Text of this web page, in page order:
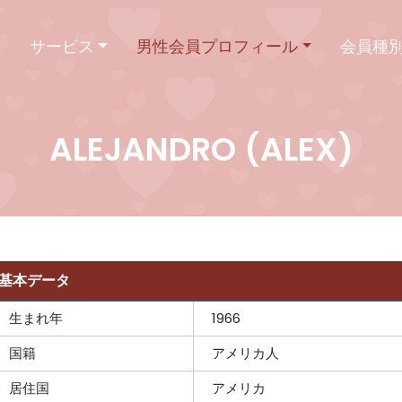
サービス 男性会員プロフィール 会員種別
ALEJANDRO (ALEX)
本データ
生まれ年
1966
国籍
アメリカ人
居住国
アメリカ